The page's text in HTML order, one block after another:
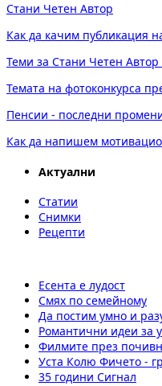
Стани Четен Автор
Как да качим публикация
Теми за Стани Четен
Темата на фотоконкурса
Пенсии - последни
Как да напишем
Актуални
Статии
Снимки
Рецепти
Есента е лудост
Смях по семейному
Да постим умно и
Романтични идеи за
Филмите през
Уста Колю Фичето -
35 години Сигнал